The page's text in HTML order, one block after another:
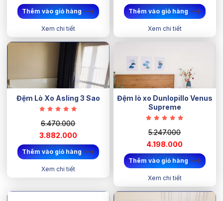
Thêm vào giỏ hàng
Xem chi tiết
Thêm vào giỏ hàng
Xem chi tiết
Đệm Lò Xo Asling 3 Sao
6.470.000
3.882.000
Thêm vào giỏ hàng
Xem chi tiết
Đệm lò xo Dunlopillo Venus
Supreme
5.247.000
4.198.000
Thêm vào giỏ hàng
Xem chi tiết